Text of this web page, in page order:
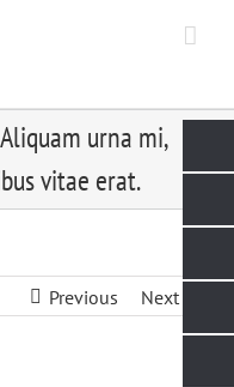
urna mi,
vitae erat.
Previous Next